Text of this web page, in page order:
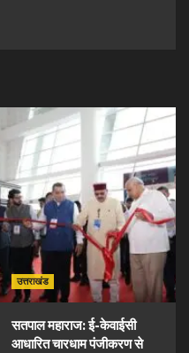
उत्तराखंड
सतपाल महाराज: ई-केवाईसी
आधारित चारधाम पंजीकरण से